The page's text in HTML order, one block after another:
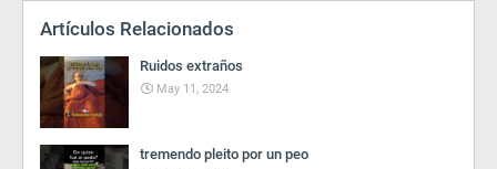
Artículos Relacionados
Ruidos extraños
May 11, 2024
tremendo pleito por un peo